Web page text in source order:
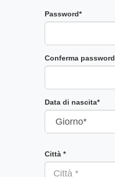
Password*
Conferma password
Data di nascita*
Città *